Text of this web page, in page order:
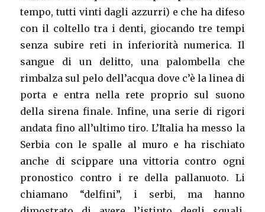
tempo, tutti vinti dagli azzurri) e che ha difeso
con il coltello tra i denti, giocando tre tempi
senza subire reti in inferiorità numerica. Il
sangue di un delitto, una palombella che
rimbalza sul pelo dell’acqua dove c’è la linea di
porta e entra nella rete proprio sul suono
della sirena finale. Infine, una serie di rigori
andata fino all’ultimo tiro. L’Italia ha messo la
Serbia con le spalle al muro e ha rischiato
anche di scippare una vittoria contro ogni
pronostico contro i re della pallanuoto. Li
chiamano “delfini”, i serbi, ma hanno